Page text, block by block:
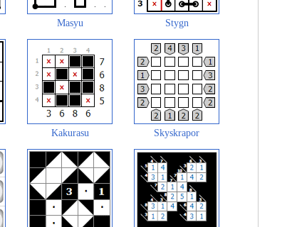
Masyu Stygn
Kakurasu Skyskrapor